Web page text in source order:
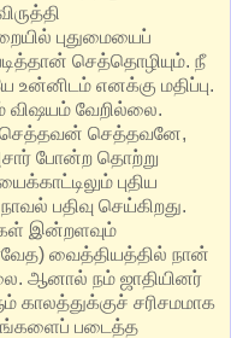
புதுமையைப்
செத்தொழியும். நீ
உன்னிடம் எனக்கு மதிப்பு.
வேறில் லை.
செத்தவன் செத்தவனே,
அசார் போன்ற தொற்று
புதிய
பதிவு செய்கிறது.
இன்றளவும்
வைத்தியத்தில் நான்
ஆனால் நம் ஜாதியினர்
காலத்துக்குச் சரிசமமாக
படைத்த